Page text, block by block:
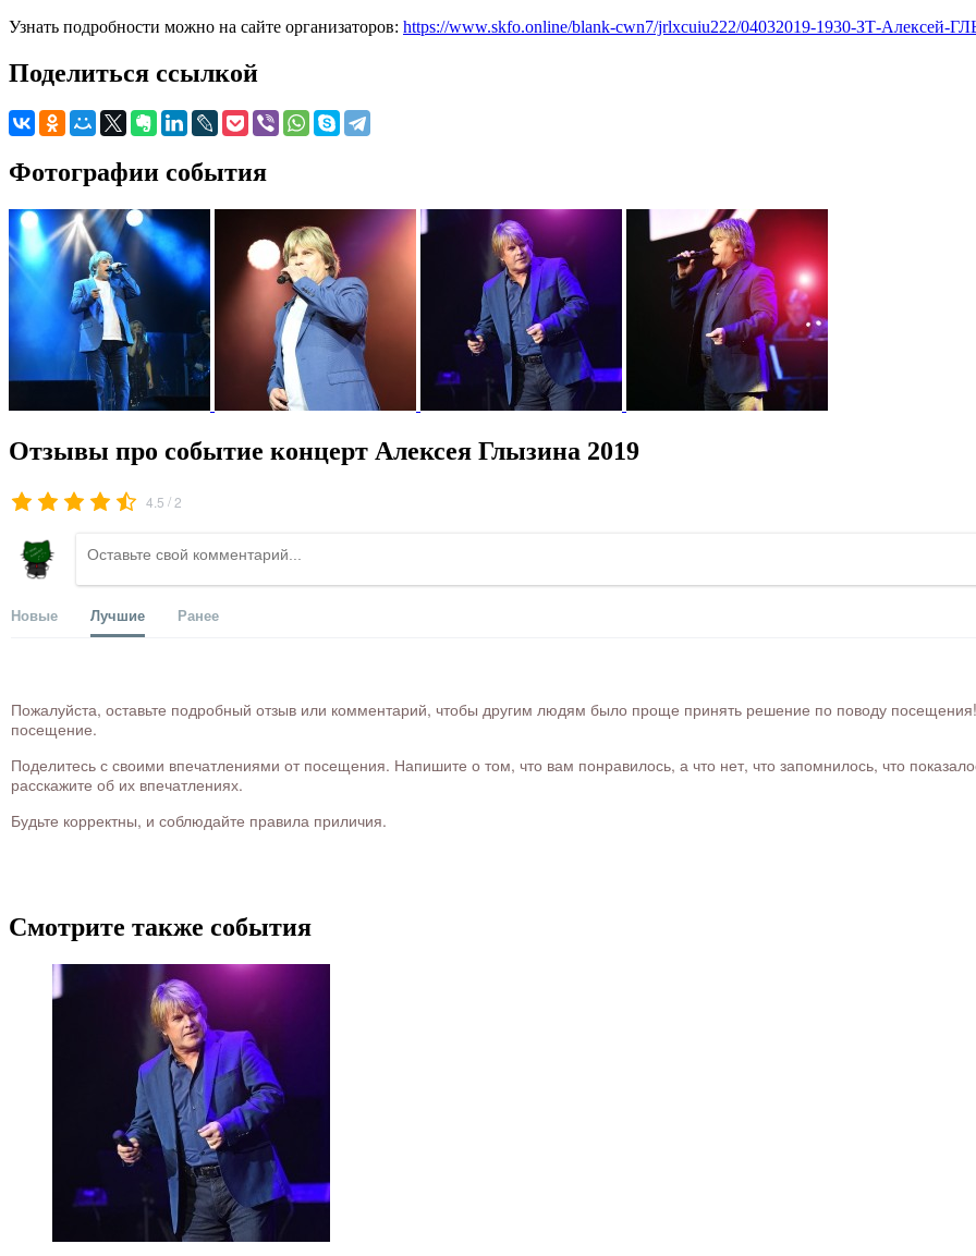
Узнать подробности можно на сайте организаторов: https://www.skfo.online/blank-cwn7/jrlxcuiu222/04032019-1930-ЗТ-Алексей-
Поделиться ссылкой
Фотографии события
Отзывы про событие концерт Алексея Глызина 2019
4.5 /2
Новые Лучшие Ранее
Пожалуйста, оставьте подробный отзыв или комментарий, чтобы другим людям было проще принять решение по поводу посещения!
посещение.
Поделитесь с своими впечатлениями от посещения. Напишите о том, что вам понравилось, а что нет, что запомнилось, что
расскажите об их впечатлениях.
Будьте корректны, и соблюдайте правила приличия.
Смотрите также события